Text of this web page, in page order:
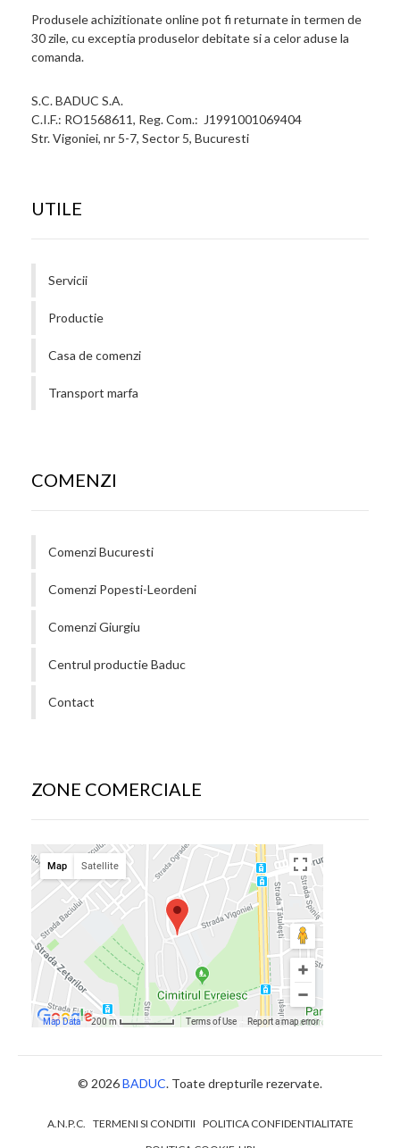
Produsele achizitionate online pot fi returnate in termen de
30 zile, cu exceptia produselor debitate si a celor aduse la
comanda.
S.C. BADUC S.A.
C.I.F.: RO1568611, Reg. Com.: J1991001069404
Str. Vigoniei, nr 5-7, Sector 5, Bucuresti
UTILE
Servicii
Productie
Casa de comenzi
Transport marfa
COMENZI
Comenzi Bucuresti
Comenzi Popesti-Leordeni
Comenzi Giurgiu
Centrul productie Baduc
Contact
ZONE COMERCIALE
© 2026BADUC. Toate drepturile rezervate.
A.N.P.C. TERMENI SI CONDITII POLITICA CONFIDENTIALITATE